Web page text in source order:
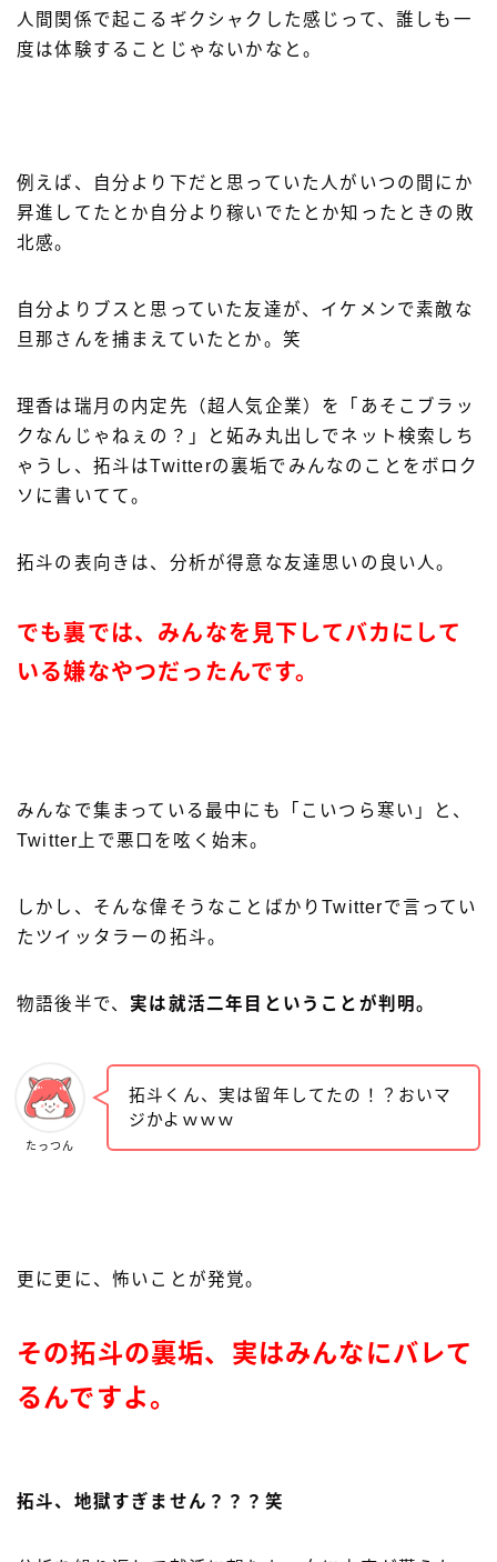
人間関係で起こるギクシャクした感じって、誰しも一
度は体験することじゃないかなと。
例えば、自分より下だと思っていた人がいつの間にか
昇進してたとか自分より稼いでたとか知ったときの敗
北感。
自分よりブスと思っていた友達が、イケメンで素敵な
旦那さんを捕まえていたとか。笑
理香は瑞月の内定先（超人気企業）を「あそこブラッ
クなんじゃねぇの？」と妬み丸出しでネット検索しち
ゃうし、拓斗はTwitterの裏垢でみんなのことをボロク
ソに書いてて。
拓斗の表向きは、分析が得意な友達思いの良い人。
でも裏では、みんなを見下してバカにして
いる嫌なやつだったんです。
みんなで集まっている最中にも「こいつら寒い」と、
Twitter上で悪口を呟く始末。
しかし、そんな偉そうなことばかりTwitterで言ってい
たツイッタラーの拓斗。
物語後半で、 実は就活二年目ということが判明。
たっつん
拓斗くん、実は留年してたの！？おいマ
ジかよｗｗｗ
更に更に、怖いことが発覚。
その拓斗の裏垢、実はみんなにバレて
るんですよ。
拓斗、地獄すぎません？？？笑